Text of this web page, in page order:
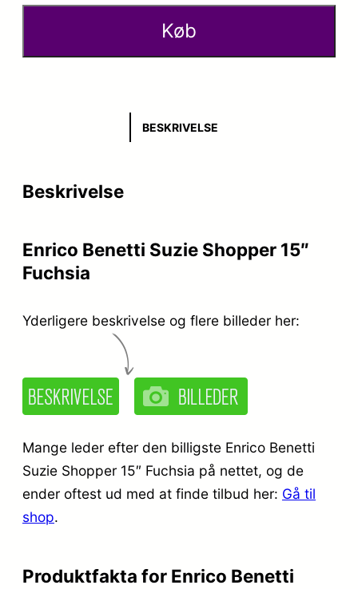
Køb
BESKRIVELSE
Beskrivelse
Enrico Benetti Suzie Shopper 15″
Fuchsia
Yderligere beskrivelse og flere billeder her:
Mange leder efter den billigste Enrico Benetti
Suzie Shopper 15″ Fuchsia på nettet, og de
ender oftest ud med at finde tilbud her: Gå til
shop.
Produktfakta for Enrico Benetti